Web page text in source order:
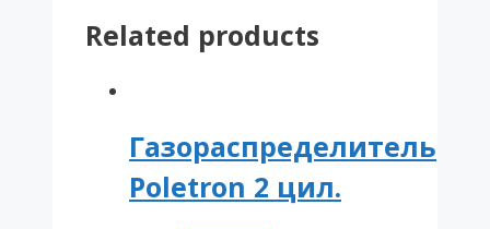
(1,9
Related products
Газораспределитель
Poletron 2 цил.